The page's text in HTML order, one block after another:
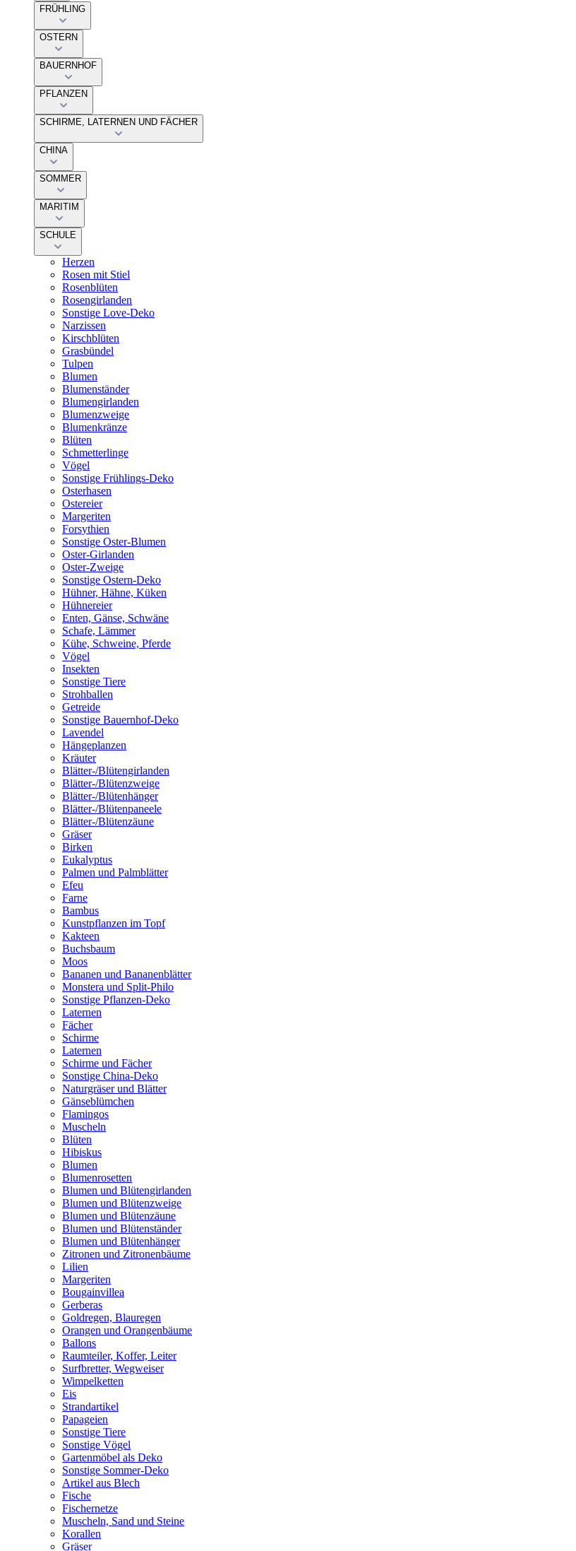
FRÜHLING
OSTERN
BAUERNHOF
PFLANZEN
SCHIRME, LATERNEN UND FÄCHER
CHINA
SOMMER
MARITIM
SCHULE
Herzen
Rosen mit Stiel
Rosenblüten
Rosengirlanden
Sonstige Love-Deko
Narzissen
Kirschblüten
Grasbündel
Tulpen
Blumen
Blumenständer
Blumengirlanden
Blumenzweige
Blumenkränze
Blüten
Schmetterlinge
Vögel
Sonstige Frühlings-Deko
Osterhasen
Ostereier
Margeriten
Forsythien
Sonstige Oster-Blumen
Oster-Girlanden
Oster-Zweige
Sonstige Ostern-Deko
Hühner, Hähne, Küken
Hühnereier
Enten, Gänse, Schwäne
Schafe, Lämmer
Kühe, Schweine, Pferde
Vögel
Insekten
Sonstige Tiere
Strohballen
Getreide
Sonstige Bauernhof-Deko
Lavendel
Hängeplanzen
Kräuter
Blätter-/Blütengirlanden
Blätter-/Blütenzweige
Blätter-/Blütenhänger
Blätter-/Blütenpaneele
Blätter-/Blütenzäune
Gräser
Birken
Eukalyptus
Palmen und Palmblätter
Efeu
Farne
Bambus
Kunstpflanzen im Topf
Kakteen
Buchsbaum
Moos
Bananen und Bananenblätter
Monstera und Split-Philo
Sonstige Pflanzen-Deko
Laternen
Fächer
Schirme
Laternen
Schirme und Fächer
Sonstige China-Deko
Naturgräser und Blätter
Gänseblümchen
Flamingos
Muscheln
Blüten
Hibiskus
Blumen
Blumenrosetten
Blumen und Blütengirlanden
Blumen und Blütenzweige
Blumen und Blütenzäune
Blumen und Blütenständer
Blumen und Blütenhänger
Zitronen und Zitronenbäume
Lilien
Margeriten
Bougainvillea
Gerberas
Goldregen, Blauregen
Orangen und Orangenbäume
Ballons
Raumteiler, Koffer, Leiter
Surfbretter, Wegweiser
Wimpelketten
Eis
Strandartikel
Papageien
Sonstige Tiere
Sonstige Vögel
Gartenmöbel als Deko
Sonstige Sommer-Deko
Artikel aus Blech
Fische
Fischernetze
Muscheln, Sand und Steine
Korallen
Gräser